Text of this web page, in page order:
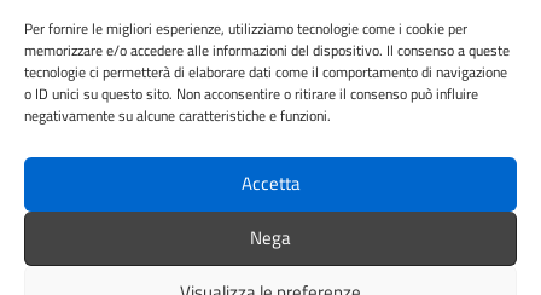
Per fornire le migliori esperienze, utilizziamo tecnologie come i cookie per
memorizzare e/o accedere alle informazioni del dispositivo. Il consenso a queste
tecnologie ci permetterà di elaborare dati come il comportamento di navigazione
o ID unici su questo sito. Non acconsentire o ritirare il consenso può influire
negativamente su alcune caratteristiche e funzioni.
Accetta
Nega
Cookie Policy
Informativa privacy
Dichiarazione di accessibilità
Note legali
SEGUICI SU
YouTube Facebook